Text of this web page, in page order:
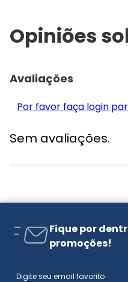
Opiniões
Avaliações
Por favor faça login
Sem avaliações.
Fique por
promoções!